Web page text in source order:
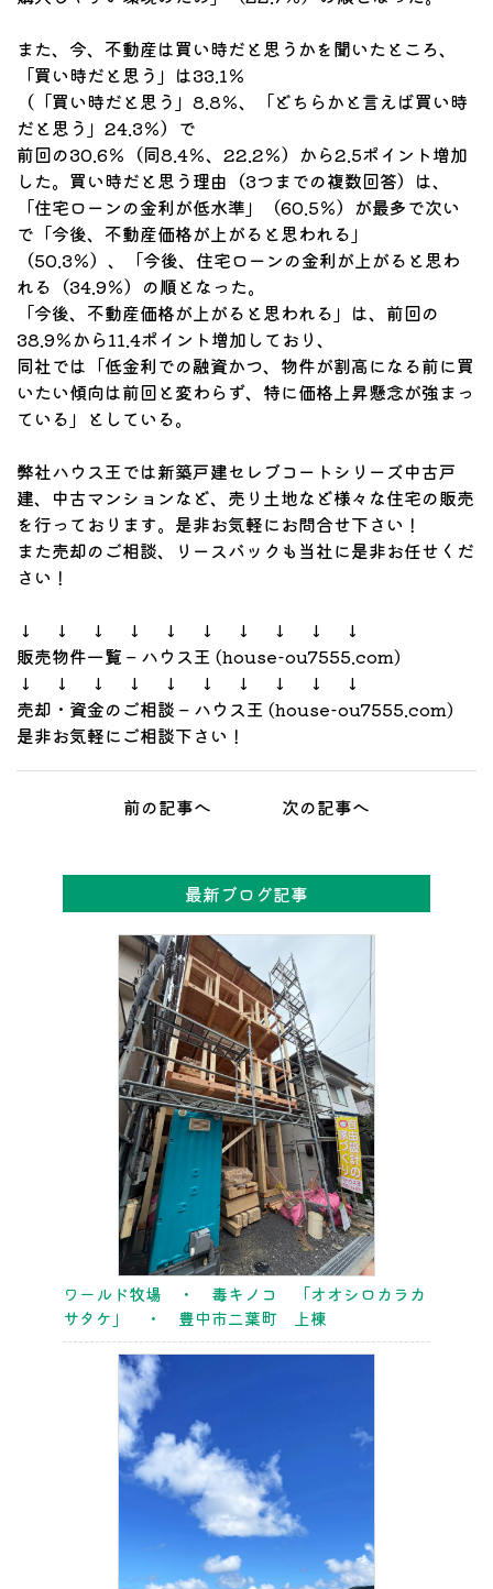
また、今、不動産は買い時だと思うかを聞いたところ、
「買い時だと思う」は33.1％
（「買い時だと思う」8.8％、「どちらかと言えば買い時
だと思う」24.3％）で
前回の30.6％（同8.4％、22.2％）から2.5ポイント増加
した。買い時だと思う理由（3つまでの複数回答）は、
「住宅ローンの金利が低水準」（60.5％）が最多で次い
で「今後、不動産価格が上がると思われる」
（50.3％）、「今後、住宅ローンの金利が上がると思わ
れる（34.9％）の順となった。
「今後、不動産価格が上がると思われる」は、前回の
38.9％から11.4ポイント増加しており、
同社では「低金利での融資かつ、物件が割高になる前に買
いたい傾向は前回と変わらず、特に価格上昇懸念が強まっ
ている」としている。
弊社ハウス王では新築戸建セレブコートシリーズ中古戸
建、中古マンションなど、売り土地など様々な住宅の販売
を行っております。是非お気軽にお問合せ下さい！
また売却のご相談、リースバックも当社に是非お任せくだ
さい！
↓ ↓ ↓ ↓ ↓ ↓ ↓ ↓ ↓ ↓
販売物件一覧 – ハウス王 (house-ou7555.com)
↓ ↓ ↓ ↓ ↓ ↓ ↓ ↓ ↓ ↓
売却・資金のご相談 – ハウス王 (house-ou7555.com)
是非お気軽にご相談下さい！
前の記事へ 次の記事へ
最新ブログ記事
ワールド牧場 ・ 毒キノコ 「オオシロカラカ
サタケ」 ・ 豊中市二葉町 上棟